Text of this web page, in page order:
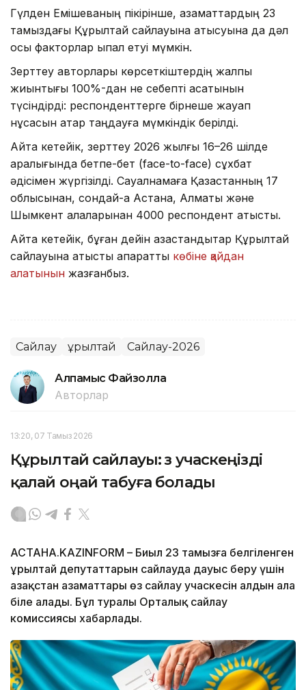
Гүлден Емішеваның пікірінше, азаматтардың 23
тамыздағы Құрылтай сайлауына қатысуына да дәл
осы факторлар ықпал етуі мүмкін.
Зерттеу авторлары көрсеткіштердің жалпы
жиынтығы 100%-дан не себепті асатынын
түсіндірді: респонденттерге бірнеше жауап
нұсқасын қатар таңдауға мүмкіндік берілді.
Айта кетейік, зерттеу 2026 жылғы 16–26 шілде
аралығында бетпе-бет (face-to-face) сұхбат
әдісімен жүргізілді. Сауалнамаға Қазақстанның 17
облысынан, сондай-ақ Астана, Алматы және
Шымкент қалаларынан 4000 респондент қатысты.
Айта кетейік, бұған дейін қазақстандықтар Құрылтай
сайлауына қатысты ақпаратты көбіне қайдан
алатынын жазғанбыз.
Сайлау Құрылтай Сайлау-2026
Алпамыс Файзолла
Авторлар
13:20, 07 Тамыз 2026
Құрылтай сайлауы: өз учаскеңізді
қалай оңай табуға болады
АСТАНА.KAZINFORM – Биыл 23 тамызға белгіленген
Құрылтай депутаттарын сайлауда дауыс беру үшін
Қазақстан азаматтары өз сайлау учаскесін алдын ала
біле алады. Бұл туралы Орталық сайлау
комиссиясы хабарлады.